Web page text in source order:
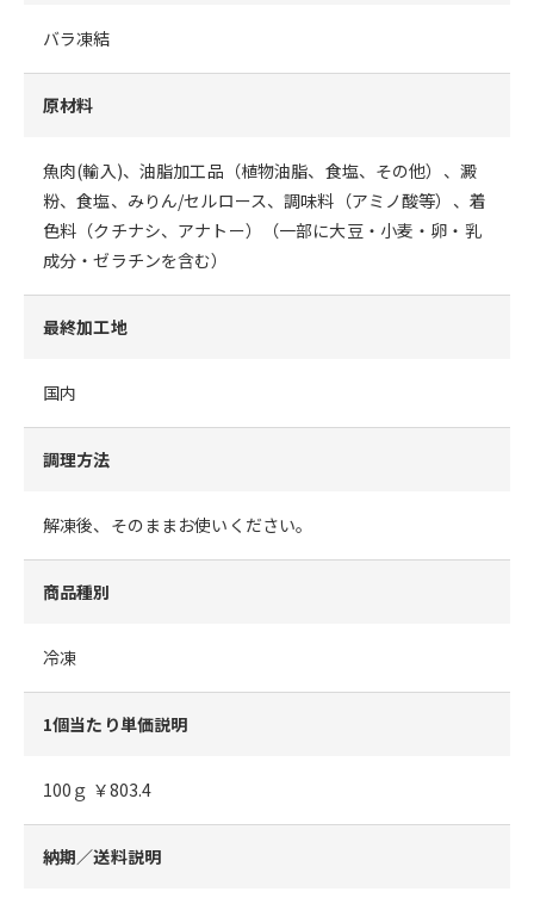
バラ凍結
原材料
魚肉(輸入)、油脂加工品（植物油脂、食塩、その他）、澱
粉、食塩、みりん/セルロース、調味料（アミノ酸等）、着
色料（クチナシ、アナトー）（一部に大豆・小麦・卵・乳
成分・ゼラチンを含む）
最終加工地
国内
調理方法
解凍後、そのままお使いください。
商品種別
冷凍
1個当たり単価説明
100ｇ ￥803.4
納期／送料説明